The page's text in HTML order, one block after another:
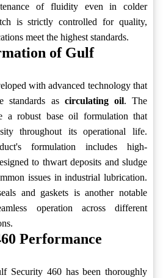
of fluidity even in colder
is strictly controlled for quality,
meet the highest standards.
of Gulf
with advanced technology that
standards as circulating oil. The
a robust base oil formulation that
throughout its operational life.
formulation includes high-
to thwart deposits and sludge
issues in industrial lubrication.
and gaskets is another notable
operation across different
Performance
Security 460 has been thoroughly